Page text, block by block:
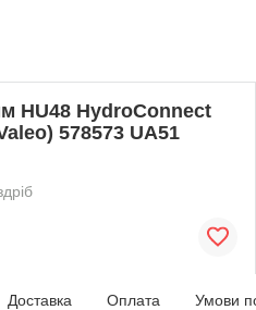
HU48 HydroConnect
578573 UA51
Доставка Оплата Умови